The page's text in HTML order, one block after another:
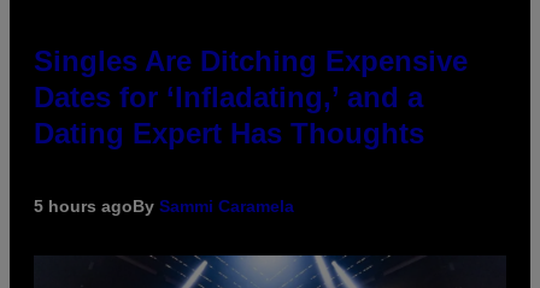
Singles Are Ditching Expensive
Dates for ‘Infladating,’ and a
Dating Expert Has Thoughts
5 hours agoBy Sammi Caramela